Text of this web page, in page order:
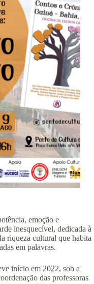
emoção e
inesquecível, dedicada à
riqueza cultural que habita
em palavras.
início em 2022, sob a
das professoras